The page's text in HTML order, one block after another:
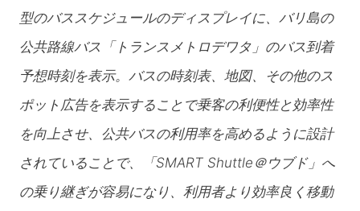
型のバススケジュールのディスプレイに、バリ島の
公共路線バス「トランスメトロデワタ」のバス到着
予想時刻を表示。バスの時刻表、地図、その他のス
ポット広告を表示することで乗客の利便性と効率性
を向上させ、公共バスの利用率を高めるように設計
されていることで、「SMART Shuttle＠ウブド」へ
の乗り継ぎが容易になり、利用者より効率良く移動